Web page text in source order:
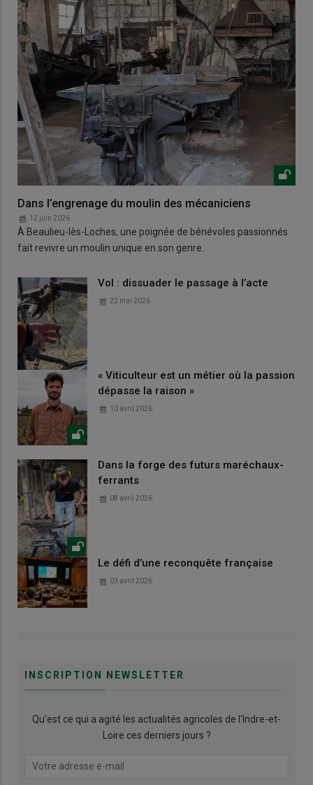
Dans l’engrenage du moulin des mécaniciens
12 juin 2026
À Beaulieu-lès-Loches, une poignée de bénévoles passionnés
fait revivre un moulin unique en son genre.
Vol : dissuader le passage à l’acte
22 mai 2026
« Viticulteur est un métier où la passion
dépasse la raison »
10 avril 2026
Dans la forge des futurs maréchaux-
ferrants
08 avril 2026
Le défi d’une reconquête française
03 avril 2026
INSCRIPTION NEWSLETTER
Qu’est ce qui a agité les actualités agricoles de l'Indre-et-
Loire ces derniers jours ?